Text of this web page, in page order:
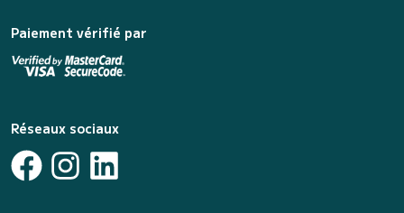
Paiement vérifié par
Réseaux sociaux